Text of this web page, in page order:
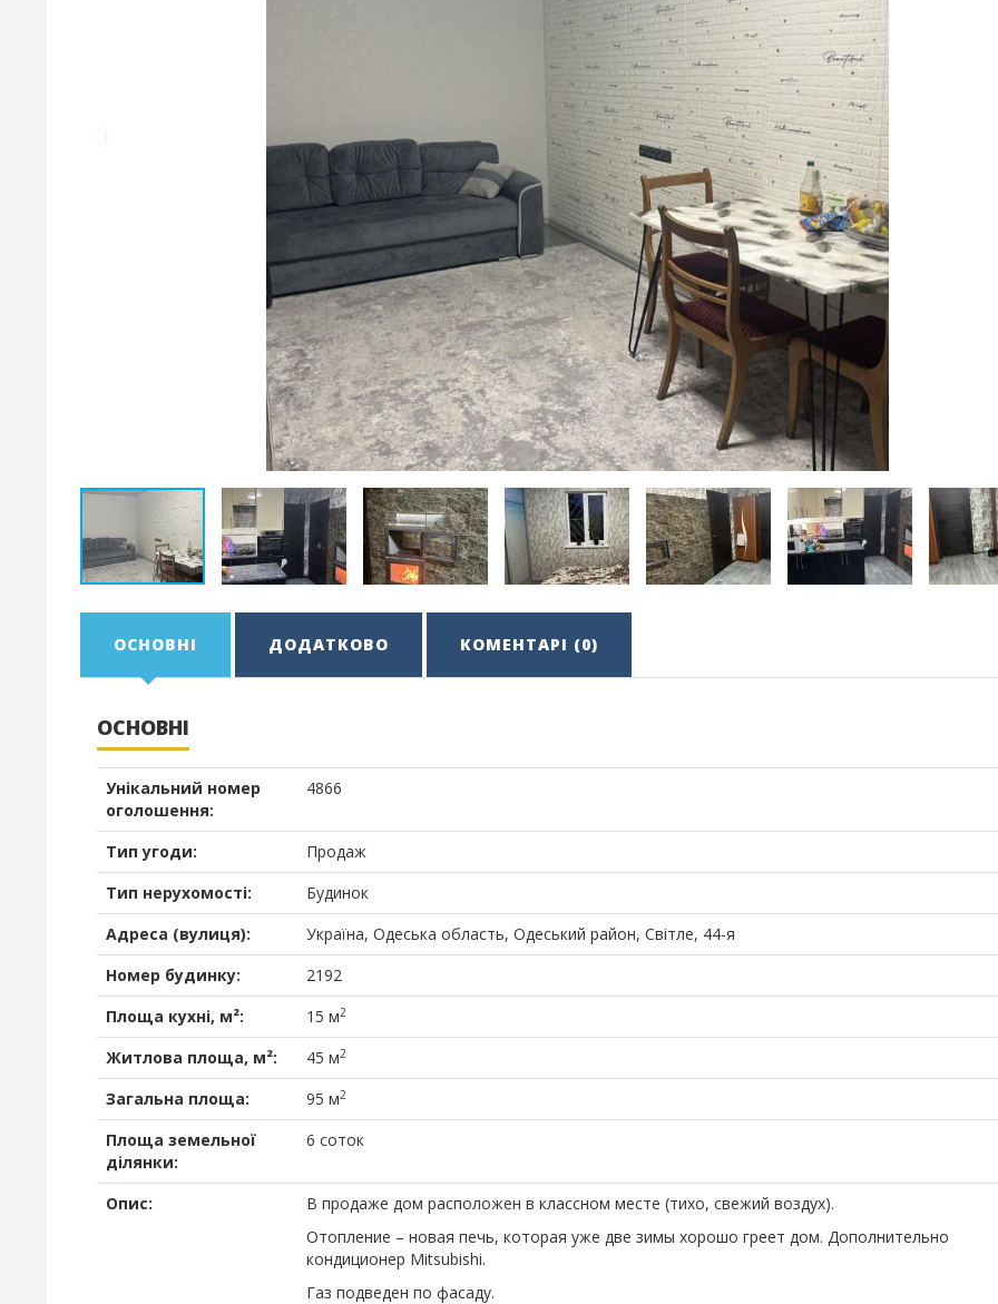
ОСНОВНІ ДОДАТКОВО КОМЕНТАРІ (0)
ОСНОВНІ
Унікальний номер
оголошення:
4866
Тип угоди:
Продаж
Тип нерухомості:
Будинок
Адреса (вулиця):
Україна, Одеська область, Одеський район, Світле, 44-я
Номер будинку:
2192
Площа кухні, м²:
15 м2
Житлова площа, м²: 45 м2
Загальна площа: 95 м2
Площа земельної
ділянки:
6 соток
Опис:
В продаже дом расположен в классном месте (тихо, свежий воздух).
Отопление – новая печь, которая уже две зимы хорошо греет дом. Дополнительно
кондиционер Mitsubishi.
Газ подведен по фасаду.